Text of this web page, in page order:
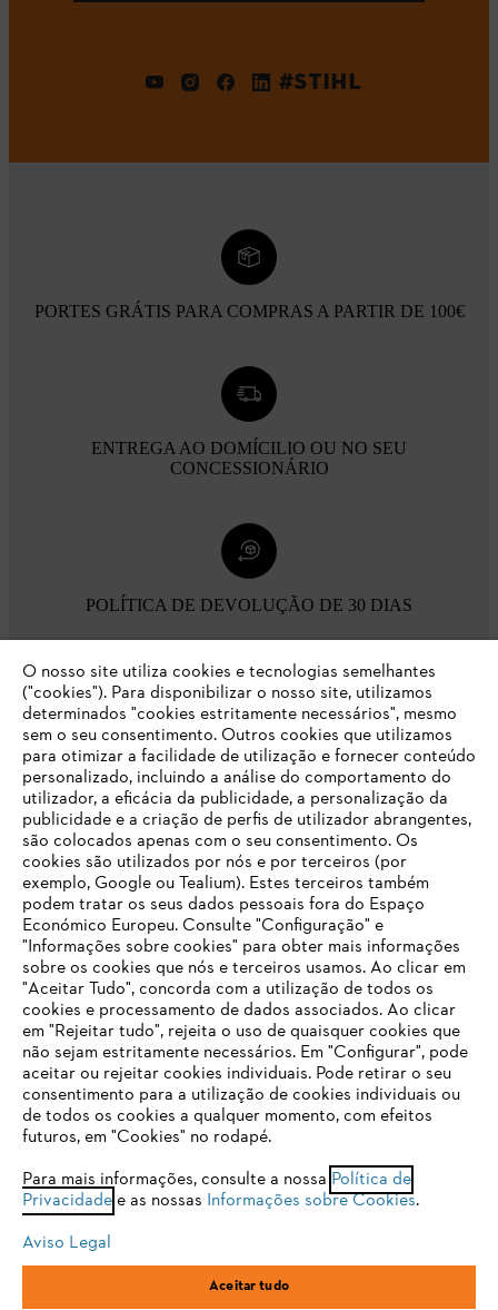
#STIHL
PORTES GRÁTIS PARA COMPRAS A PARTIR DE 100€
ENTREGA AO DOMÍCILIO OU NO SEU
CONCESSIONÁRIO
POLÍTICA DE DEVOLUÇÃO DE 30 DIAS
Opções de pagamento
Empresa
FAQs Loja Online
Contacto
Condições gerais de venda Proteção de Dados
Sobre nós
O SEU NAVEGADOR NÃO SUPORTA
ESTE WEBSITE
Está utilizar um navegador que ainda não suportamos. Para
obter o melhor uso de nosso site, recomendamos que altere
para um dos seguintes navegadores:
firefox chrome
safari edge
O nosso site utiliza cookies e tecnologias semelhantes
("cookies"). Para disponibilizar o nosso site, utilizamos
determinados "cookies estritamente necessários", mesmo
sem o seu consentimento. Outros cookies que utilizamos
para otimizar a facilidade de utilização e fornecer conteúdo
personalizado, incluindo a análise do comportamento do
utilizador, a eficácia da publicidade, a personalização da
publicidade e a criação de perfis de utilizador abrangentes,
são colocados apenas com o seu consentimento. Os
cookies são utilizados por nós e por terceiros (por
exemplo, Google ou Tealium). Estes terceiros também
podem tratar os seus dados pessoais fora do Espaço
Económico Europeu. Consulte "Configuração" e
"Informações sobre cookies" para obter mais informações
sobre os cookies que nós e terceiros usamos. Ao clicar em
"Aceitar Tudo", concorda com a utilização de todos os
cookies e processamento de dados associados. Ao clicar
em "Rejeitar tudo", rejeita o uso de quaisquer cookies que
não sejam estritamente necessários. Em "Configurar", pode
aceitar ou rejeitar cookies individuais. Pode retirar o seu
consentimento para a utilização de cookies individuais ou
de todos os cookies a qualquer momento, com efeitos
futuros, em "Cookies" no rodapé.
Para mais informações, consulte a nossa Política de
Privacidadee as nossas Informações sobre Cookies.
Aviso Legal
Aceitar tudo